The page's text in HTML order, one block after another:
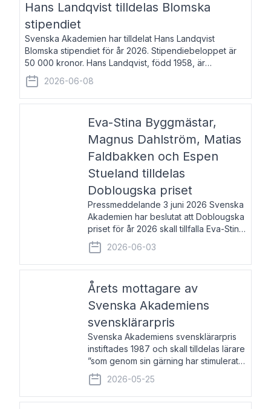
Hans Landqvist tilldelas Blomska
stipendiet
Svenska Akademien har tilldelat Hans Landqvist
Blomska stipendiet för år 2026. Stipendiebeloppet är
50 000 kronor. Hans Landqvist, född 1958, är
professor i svenska vid Göteborgs universitet. Han
disputerade år 2000 på avhandlingen Författn
2026-06-08
Eva-Stina Byggmästar,
Magnus Dahlström, Matias
Faldbakken och Espen
Stueland tilldelas
Doblougska priset
Pressmeddelande 3 juni 2026 Svenska
Akademien har beslutat att Doblougska
priset för år 2026 skall tillfalla Eva-Stina
Byggmästar, Magnus Dahlström, Matias
Faldbakken samt Espen Stueland.
Prisbeloppet är 200 000 svenska
2026-06-03
Årets mottagare av
Svenska Akademiens
svensklärarpris
Svenska Akademiens svensklärarpris
instiftades 1987 och skall tilldelas lärare
”som genom sin gärning har stimulerat
intresset hos unga människor för
svenska språket och litteraturen”.
Prisutdelning och samtal med
2026-05-25